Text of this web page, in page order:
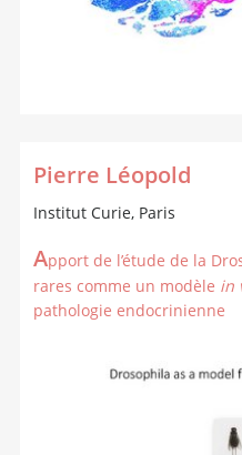
Pierre Léopold
Institut Curie, Paris
Apport de l’étude de la
rares comme un modèle in
pathologie endocrinienne